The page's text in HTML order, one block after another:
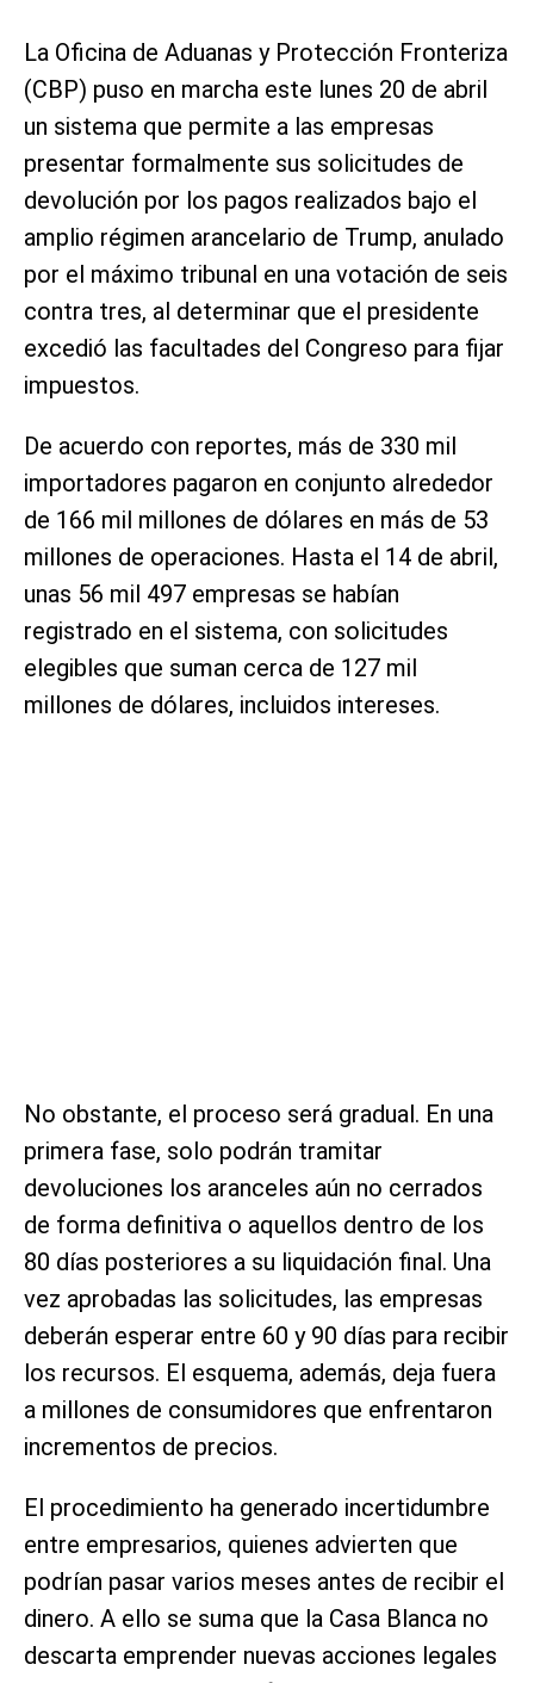
La Oficina de Aduanas y Protección Fronteriza
(CBP) puso en marcha este lunes 20 de abril
un sistema que permite a las empresas
presentar formalmente sus solicitudes de
devolución por los pagos realizados bajo el
amplio régimen arancelario de Trump, anulado
por el máximo tribunal en una votación de seis
contra tres, al determinar que el presidente
excedió las facultades del Congreso para fijar
impuestos.
De acuerdo con reportes, más de 330 mil
importadores pagaron en conjunto alrededor
de 166 mil millones de dólares en más de 53
millones de operaciones. Hasta el 14 de abril,
unas 56 mil 497 empresas se habían
registrado en el sistema, con solicitudes
elegibles que suman cerca de 127 mil
millones de dólares, incluidos intereses.
No obstante, el proceso será gradual. En una
primera fase, solo podrán tramitar
devoluciones los aranceles aún no cerrados
de forma definitiva o aquellos dentro de los
80 días posteriores a su liquidación final. Una
vez aprobadas las solicitudes, las empresas
deberán esperar entre 60 y 90 días para recibir
los recursos. El esquema, además, deja fuera
a millones de consumidores que enfrentaron
incrementos de precios.
El procedimiento ha generado incertidumbre
entre empresarios, quienes advierten que
podrían pasar varios meses antes de recibir el
dinero. A ello se suma que la Casa Blanca no
descarta emprender nuevas acciones legales